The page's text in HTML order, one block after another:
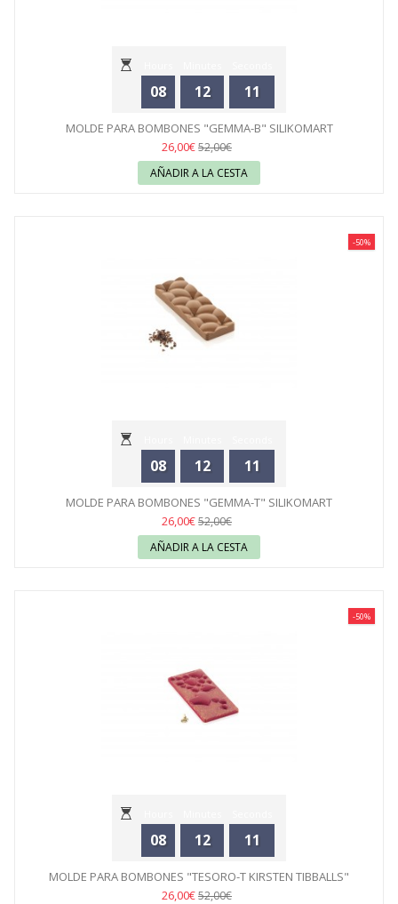
08 12 11
MOLDE PARA BOMBONES "GEMMA-B" SILIKOMART
26,00€52,00€
AÑADIR A LA CESTA
08 12 11
-50%
MOLDE PARA BOMBONES "GEMMA-T" SILIKOMART
26,00€52,00€
AÑADIR A LA CESTA
08 12 11
-50%
MOLDE PARA BOMBONES "TESORO-T KIRSTEN TIBBALLS"
SILIKOMART
26,00€52,00€